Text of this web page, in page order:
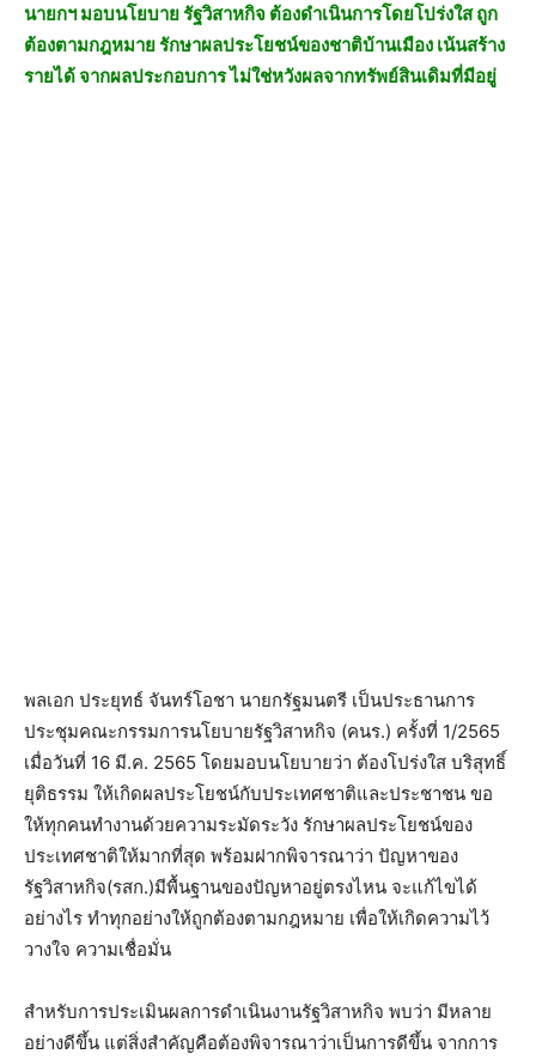
นายกฯ มอบนโยบาย รัฐวิสาหกิจ ต้องดำเนินการโดยโปร่งใส ถูก
ต้องตามกฎหมาย รักษาผลประโยชน์ของชาติบ้านเมือง เน้นสร้าง
รายได้ จากผลประกอบการ ไม่ใช่หวังผลจากทรัพย์สินเดิมที่มีอยู่
พลเอก ประยุทธ์ จันทร์โอชา นายกรัฐมนตรี เป็นประธานการ
ประชุมคณะกรรมการนโยบายรัฐวิสาหกิจ (คนร.) ครั้งที่ 1/2565
เมื่อวันที่ 16 มี.ค. 2565 โดยมอบนโยบายว่า ต้องโปร่งใส บริสุทธิ์
ยุติธรรม ให้เกิดผลประโยชน์กับประเทศชาติและประชาชน ขอ
ให้ทุกคนทำงานด้วยความระมัดระวัง รักษาผลประโยชน์ของ
ประเทศชาติให้มากที่สุด พร้อมฝากพิจารณาว่า ปัญหาของ
รัฐวิสาหกิจ(รสก.)มีพื้นฐานของปัญหาอยู่ตรงไหน จะแก้ไขได้
อย่างไร ทำทุกอย่างให้ถูกต้องตามกฎหมาย เพื่อให้เกิดความไว้
วางใจ ความเชื่อมั่น
สำหรับการประเมินผลการดำเนินงานรัฐวิสาหกิจ พบว่า มีหลาย
อย่างดีขึ้น แต่สิ่งสำคัญคือต้องพิจารณาว่าเป็นการดีขึ้น จากการ